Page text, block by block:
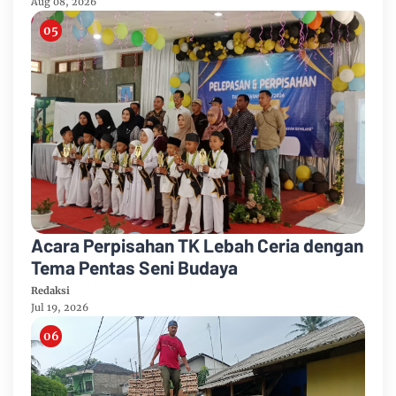
Acara Perpisahan TK Lebah Ceria dengan
Tema Pentas Seni Budaya
Redaksi
Jul 19, 2026